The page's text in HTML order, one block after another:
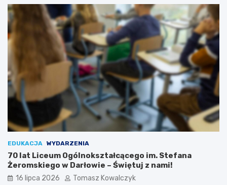
EDUKACJA WYDARZENIA
70 lat Liceum Ogólnokształcącego im. Stefana
Żeromskiego w Darłowie – Świętuj z nami!
16 lipca 2026 Tomasz Kowalczyk